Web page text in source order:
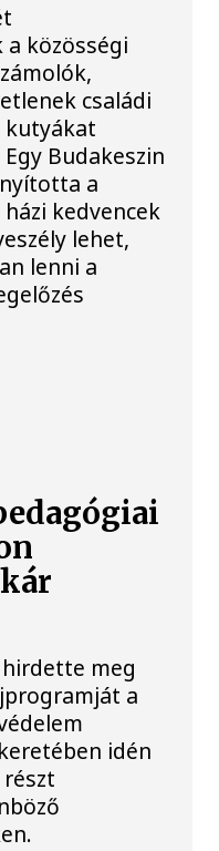
közösségi
családi
kutyákat
Budakeszin
a
kedvencek
lehet,
lenni a
meg
a
idén